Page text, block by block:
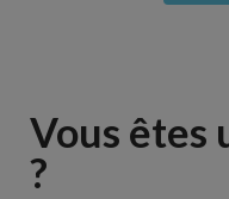
Vous êtes
?